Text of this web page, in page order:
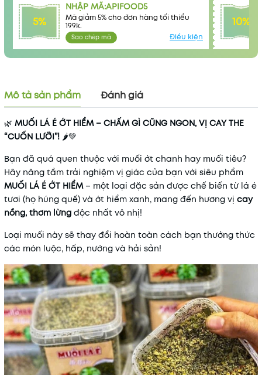
5%
NHẬP MÃ:APIFOOD5
Mã giảm 5% cho đơn hàng tối thiểu
199k.
Sao chép mã Điều kiện
10%
Mã khuyến mãi:
Điều kiện:
Mô tả sản phẩm Đánh giá
🌿 MUỐI LÁ É ỚT HIỂM – CHẤM GÌ CŨNG NGON, VỊ CAY THE
“CUỐN LƯỠI”! 🌶️💚
Bạn đã quá quen thuộc với muối ớt chanh hay muối tiêu?
Hãy nâng tầm trải nghiệm vị giác của bạn với siêu phẩm
MUỐI LÁ É ỚT HIỂM– một loại đặc sản được chế biến từ lá é
tươi (họ húng quế) và ớt hiểm xanh, mang đến hương vị cay
nồng, thơm lừng độc nhất vô nhị!
Loại muối này sẽ thay đổi hoàn toàn cách bạn thưởng thức
các món luộc, hấp, nướng và hải sản!